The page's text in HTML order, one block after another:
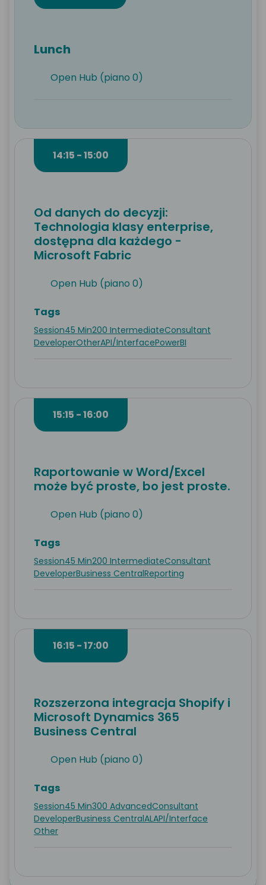
Lunch
Open Hub (piano 0)
14:15 - 15:00
Od danych do decyzji:
Technologia klasy enterprise,
dostępna dla każdego -
Microsoft Fabric
Open Hub (piano 0)
Tags
Session45 Min200 IntermediateConsultant
DeveloperOtherAPI/InterfacePowerBI
15:15 - 16:00
Raportowanie w Word/Excel
może być proste, bo jest proste.
Open Hub (piano 0)
Tags
Session45 Min200 IntermediateConsultant
DeveloperBusiness CentralReporting
16:15 - 17:00
Rozszerzona integracja Shopify i
Microsoft Dynamics 365
Business Central
Open Hub (piano 0)
Tags
Session45 Min300 AdvancedConsultant
DeveloperBusiness CentralALAPI/Interface
Other